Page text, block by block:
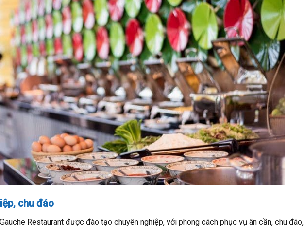
chu đáo
Restaurant được đào tạo chuyên nghiệp, với phong cách phục vụ ân cần, chu đáo,